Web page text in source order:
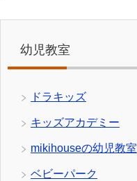
幼児教室
ドラキッズ
キッズアカデミー
mikihouseの幼児教室
ベビーパーク